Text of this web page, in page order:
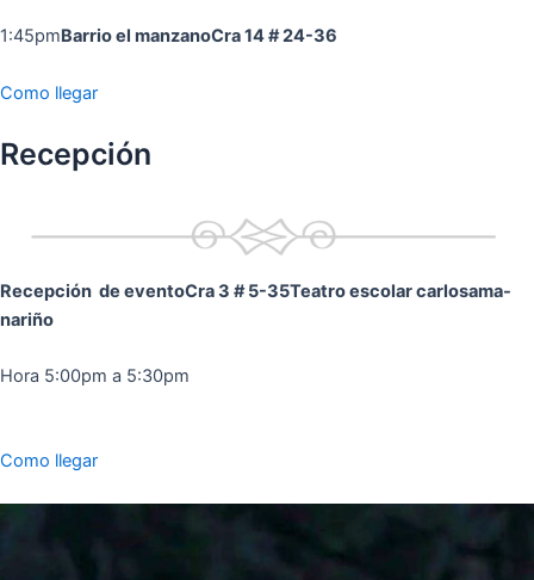
1:45pmBarrio el manzanoCra 14 # 24-36
Como llegar
Recepción
Recepción de eventoCra 3 # 5-35Teatro escolar carlosama-
nariño
Hora 5:00pm a 5:30pm
Como llegar